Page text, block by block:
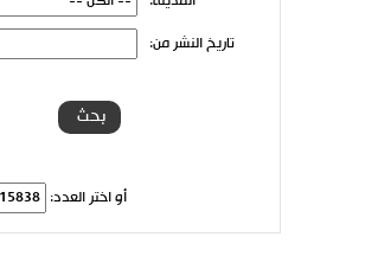
تاريخ النشر من:
أو اختر العدد: